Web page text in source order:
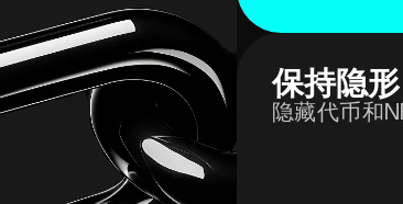
保持隐形
隐藏代币和